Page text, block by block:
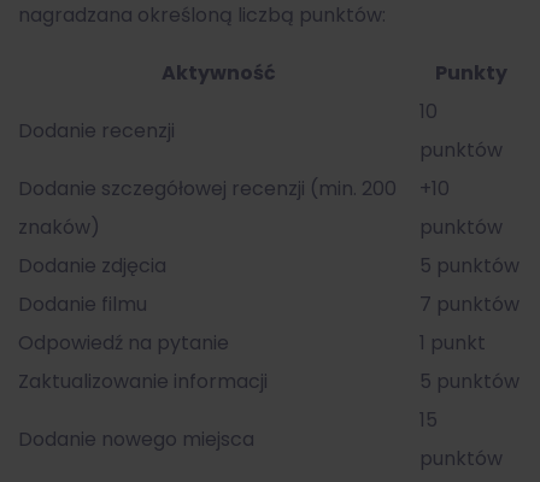
nagradzana określoną liczbą punktów:
Aktywność Punkty
Dodanie recenzji
10
punktów
Dodanie szczegółowej recenzji (min. 200
znaków)
+10
punktów
Dodanie zdjęcia
5 punktów
Dodanie filmu
7 punktów
Odpowiedź na pytanie
1 punkt
Zaktualizowanie informacji
5 punktów
Dodanie nowego miejsca
15
punktów